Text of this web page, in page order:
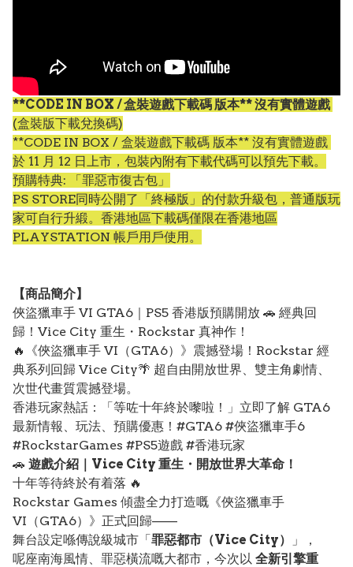
**CODE IN BOX / 盒裝遊戲下載碼 版本** 沒有實體遊戲
(盒裝版下載兌換碼)
**CODE IN BOX / 盒裝遊戲下載碼 版本** 沒有實體遊戲
於 11 月 12 日上市，包裝內附有下載代碼可以預先下載。
預購特典: 「罪惡市復古包」
PS STORE同時公開了「終極版」的付款升級包，普通版玩
家可自行升緞。香港地區下載碼僅限在香港地區
PLAYSTATION 帳戶用戶使用。
【商品簡介】
俠盜獵車手 VI GTA6｜PS5 香港版預購開放 🚗 經典回
歸！Vice City 重生・Rockstar 真神作！
🔥《俠盜獵車手 VI（GTA6）》震撼登場！Rockstar 經
典系列回歸 Vice City🌴 超自由開放世界、雙主角劇情、
次世代畫質震撼登場。
香港玩家熱話：「等咗十年終於嚟啦！」立即了解 GTA6
最新情報、玩法、預購優惠！#GTA6 #俠盜獵車手6
#RockstarGames #PS5遊戲 #香港玩家
🚗 遊戲介紹｜Vice City 重生・開放世界大革命！
十年等待終於有着落 🔥
Rockstar Games 傾盡全力打造嘅《俠盜獵車手
VI（GTA6）》正式回歸——
舞台設定喺傳說級城市「罪惡都市（Vice City）
」，
呢座南海風情、罪惡橫流嘅大都市，今次以 全新引擎重